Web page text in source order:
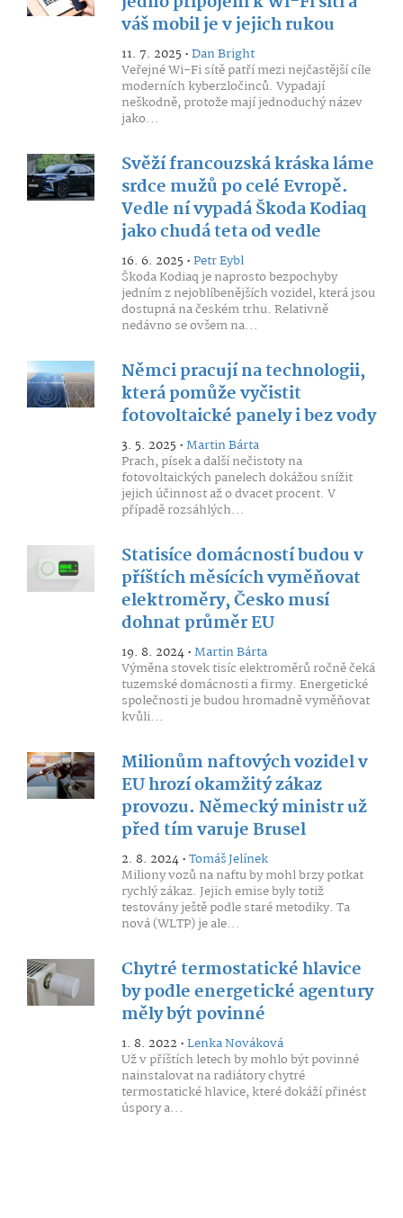
váš mobil je v jejich rukou
11. 7. 2025 •Dan Bright
Veřejné Wi-Fi sítě patří mezi nejčastější cíle
moderních kyberzločinců. Vypadají
neškodně, protože mají jednoduchý název
jako...
Svěží francouzská kráska láme
srdce mužů po celé Evropě.
Vedle ní vypadá Škoda Kodiaq
jako chudá teta od vedle
16. 6. 2025 •Petr Eybl
Škoda Kodiaq je naprosto bezpochyby
jedním z nejoblíbenějších vozidel, která jsou
dostupná na českém trhu. Relativně
nedávno se ovšem na...
Němci pracují na technologii,
která pomůže vyčistit
fotovoltaické panely i bez vody
3. 5. 2025 •Martin Bárta
Prach, písek a další nečistoty na
fotovoltaických panelech dokážou snížit
jejich účinnost až o dvacet procent. V
případě rozsáhlých...
Statisíce domácností budou v
příštích měsících vyměňovat
elektroměry, Česko musí
dohnat průměr EU
19. 8. 2024 •Martin Bárta
Výměna stovek tisíc elektroměrů ročně čeká
tuzemské domácnosti a firmy. Energetické
společnosti je budou hromadně vyměňovat
kvůli...
Milionům naftových vozidel v
EU hrozí okamžitý zákaz
provozu. Německý ministr už
před tím varuje Brusel
2. 8. 2024 •Tomáš Jelínek
Miliony vozů na naftu by mohl brzy potkat
rychlý zákaz. Jejich emise byly totiž
testovány ještě podle staré metodiky. Ta
nová (WLTP) je ale...
Chytré termostatické hlavice
by podle energetické agentury
měly být povinné
1. 8. 2022 •Lenka Nováková
Už v příštích letech by mohlo být povinné
nainstalovat na radiátory chytré
termostatické hlavice, které dokáží přinést
úspory a...